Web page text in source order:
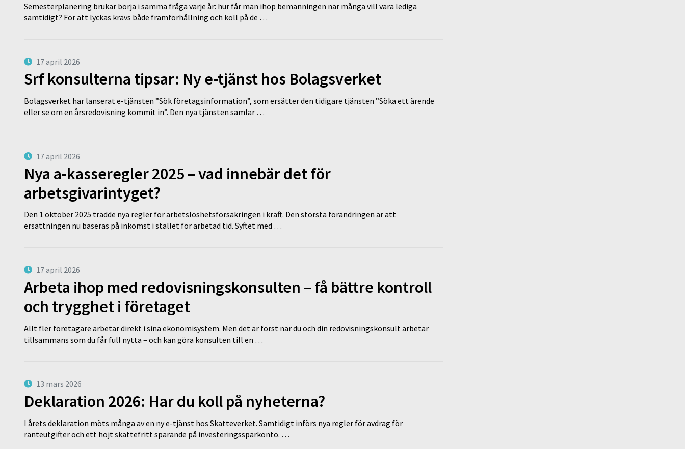
Semesterplanering brukar börja i samma fråga varje år: hur får man ihop bemanningen när många vill vara lediga
samtidigt? För att lyckas krävs både framförhållning och koll på de …
17 april 2026
Srf konsulterna tipsar: Ny e-tjänst hos Bolagsverket
Bolagsverket har lanserat e-tjänsten ”Sök företagsinformation”, som ersätter den tidigare tjänsten ”Söka ett ärende
eller se om en årsredovisning kommit in”. Den nya tjänsten samlar …
17 april 2026
Nya a-kasseregler 2025 – vad innebär det för
arbetsgivarintyget?
Den 1 oktober 2025 trädde nya regler för arbetslöshetsförsäkringen i kraft. Den största förändringen är att
ersättningen nu baseras på inkomst i stället för arbetad tid. Syftet med …
17 april 2026
Arbeta ihop med redovisningskonsulten – få bättre kontroll
och trygghet i företaget
Allt fler företagare arbetar direkt i sina ekonomisystem. Men det är först när du och din redovisningskonsult arbetar
tillsammans som du får full nytta – och kan göra konsulten till en …
13 mars 2026
Deklaration 2026: Har du koll på nyheterna?
I årets deklaration möts många av en ny e-tjänst hos Skatteverket. Samtidigt införs nya regler för avdrag för
ränteutgifter och ett höjt skattefritt sparande på investeringssparkonto. …